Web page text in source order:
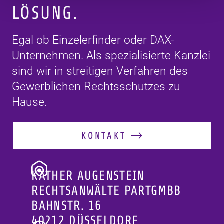
LÖSUNG.
Egal ob Einzelerfinder oder DAX-
Unternehmen. Als spezialisierte Kanzlei
sind wir in streitigen Verfahren des
Gewerblichen Rechtsschutzes zu
Hause.
KONTAKT
KATHER AUGENSTEIN
RECHTSANWÄLTE PARTGMBB
BAHNSTR. 16
40212 DÜSSELDORF